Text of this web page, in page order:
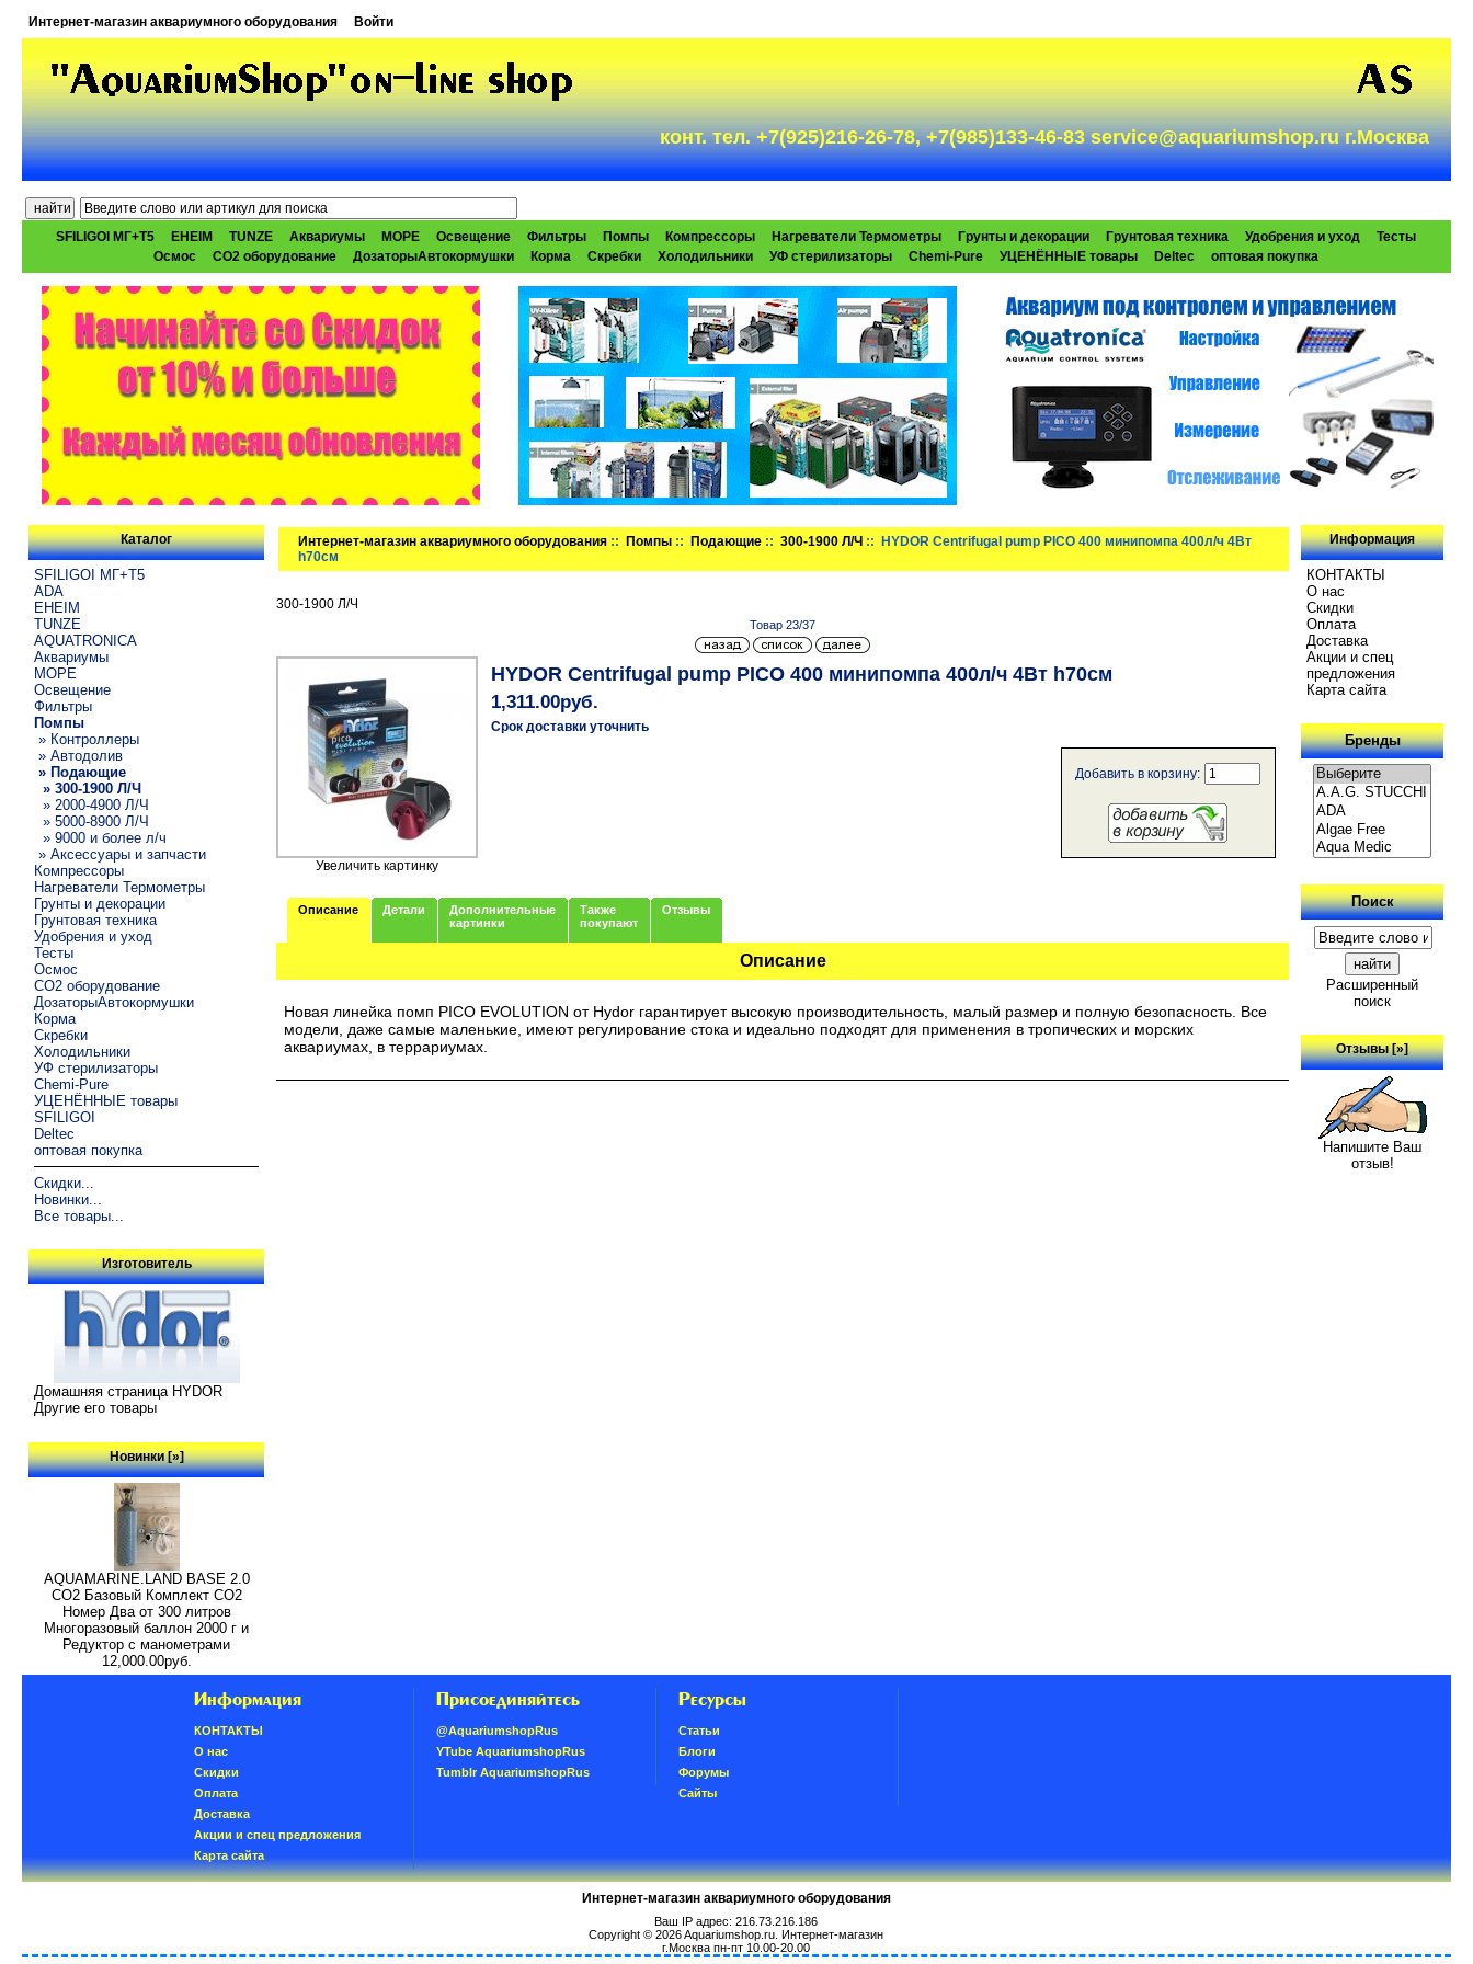
Интернет-магазин аквариумного оборудования Войти
конт. тел. +7(925)216-26-78, +7(985)133-46-83 service@aquariumshop.ru г.Москва
SFILIGOI МГ+Т5 EHEIM TUNZE Аквариумы МОРЕ Освещение Фильтры Помпы Компрессоры Нагреватели Термометры Грунты и декорации Грунтовая техника Удобрения и уход
Тесты
Осмос
CO2 оборудование ДозаторыАвтокормушки Корма Скребки Холодильники УФ стерилизаторы Chemi-Pure УЦЕНЁННЫЕ товары Deltec оптовая покупка
Каталог
SFILIGOI МГ+Т5
ADA
EHEIM
TUNZE
AQUATRONICA
Аквариумы
МОРЕ
Освещение
Фильтры
Помпы
» Контроллеры
» Автодолив
» Подающие
» 300-1900 Л/Ч
» 2000-4900 Л/Ч
» 5000-8900 Л/Ч
» 9000 и более л/ч
» Аксессуары и запчасти
Компрессоры
Нагреватели Термометры
Грунты и декорации
Грунтовая техника
Удобрения и уход
Тесты
Осмос
CO2 оборудование
ДозаторыАвтокормушки
Корма
Скребки
Холодильники
УФ стерилизаторы
Chemi-Pure
УЦЕНЁННЫЕ товары
SFILIGOI
Deltec
оптовая покупка
Скидки...
Новинки...
Все товары...
Изготовитель
Домашняя страница HYDOR
Другие его товары
Новинки [»]
AQUAMARINE.LAND BASE 2.0
СО2 Базовый Комплект СО2
Номер Два от 300 литров
Многоразовый баллон 2000 г и
Редуктор с манометрами
12,000.00руб.
Интернет-магазин аквариумного оборудования :: Помпы :: Подающие ::300-1900 Л/Ч :: HYDOR Centrifugal pump PICO 400 минипомпа 400л/ч 4Вт
h70см
300-1900 Л/Ч
Товар 23/37
Увеличить картинку
HYDOR Centrifugal pump PICO 400 минипомпа 400л/ч 4Вт h70см
1,311.00руб.
Срок доставки уточнить
Добавить в корзину:
Описание Детали
Дополнительные
картинки
Также
покупают
Отзывы
Описание
Новая линейка помп PICO EVOLUTION от Hydor гарантирует высокую производительность, малый размер и полную безопасность. Все
модели, даже самые маленькие, имеют регулирование стока и идеально подходят для применения в тропических и морских
аквариумах, в террариумах.
Информация
КОНТАКТЫ
О нас
Скидки
Oплатa
Доставка
Акции и спец
предложения
Карта сайта
Бренды
Поиск
Расширенный
поиск
Отзывы [»]
Напишите Ваш
отзыв!
Информация
КОНТАКТЫ
О нас
Скидки
Oплатa
Доставка
Акции и спец предложения
Карта сайта
Присоединяйтесь
@AquariumshopRus
YTube AquariumshopRus
Tumblr AquariumshopRus
Ресурсы
Статьи
Блоги
Форумы
Сайты
Интернет-магазин аквариумного оборудования
Ваш IP адрес: 216.73.216.186
Copyright © 2026Aquariumshop.ru . Интернет-магазин
г.Москва пн-пт 10.00-20.00